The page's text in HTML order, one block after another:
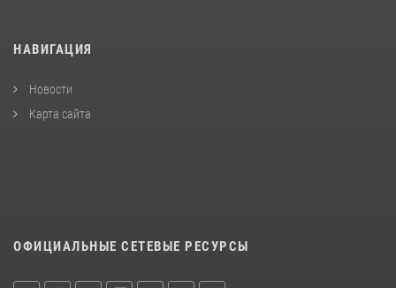
НАВИГАЦИЯ
Новости
Карта сайта
ОФИЦИАЛЬНЫЕ СЕТЕВЫЕ РЕСУРСЫ